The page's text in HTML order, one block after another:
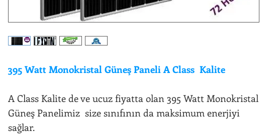
395 Watt Monokristal Güneş Paneli A Class Kalite
A Class Kalite de ve ucuz fiyatta olan 395 Watt Monokristal
Güneş Panelimiz size sınıfının da maksimum enerjiyi
sağlar.